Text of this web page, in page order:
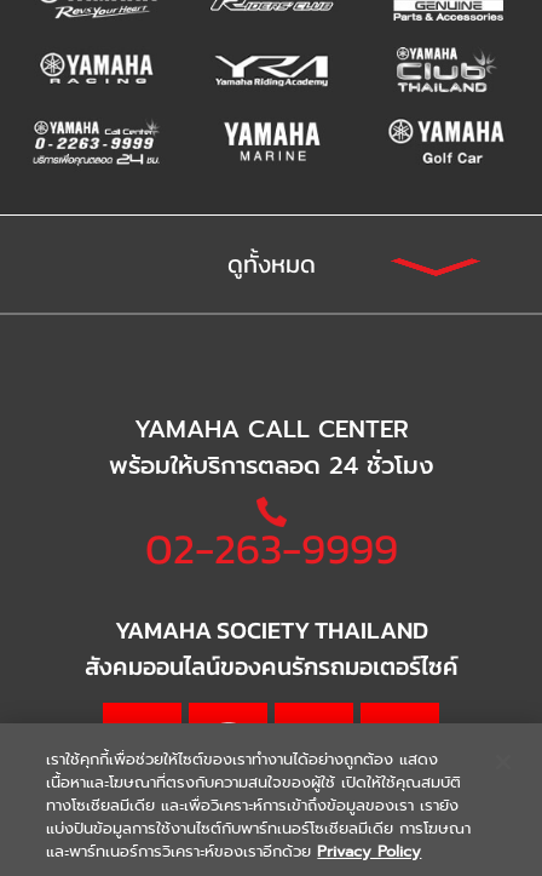
ดูทั้งหมด
YAMAHA CALL CENTER
พร้อมให้บริการตลอด 24 ชั่วโมง
02-263-9999
YAMAHA SOCIETY THAILAND
สังคมออนไลน์ของคนรักรถมอเตอร์ไซค์
WARRANTY | Terms & Conditions
เราใช้คุกกี้เพื่อช่วยให้ไซต์ของเราทำงานได้อย่างถูกต้อง แสดง
เนื้อหาและโฆษณาที่ตรงกับความสนใจของผู้ใช้ เปิดให้ใช้คุณสมบัติ
ทางโซเชียลมีเดีย และเพื่อวิเคราะห์การเข้าถึงข้อมูลของเรา เรายัง
แบ่งปันข้อมูลการใช้งานไซต์กับพาร์ทเนอร์โซเชียลมีเดีย การโฆษณา
และพาร์ทเนอร์การวิเคราะห์ของเราอีกด้วย Privacy Policy